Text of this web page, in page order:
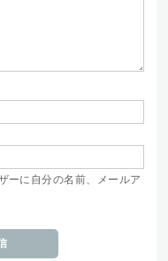
ーに自分の名前、メールア